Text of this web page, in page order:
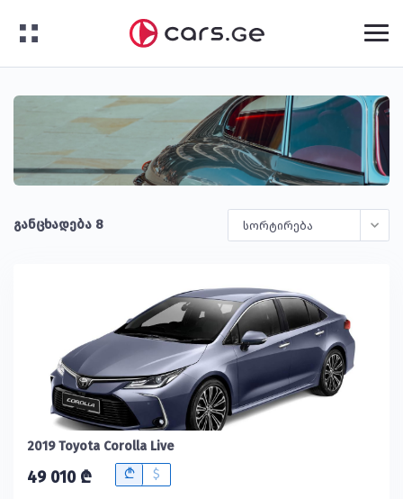
განცხადება 8 სორტირება
2019 Toyota Corolla Live
49 010 ₾ B $